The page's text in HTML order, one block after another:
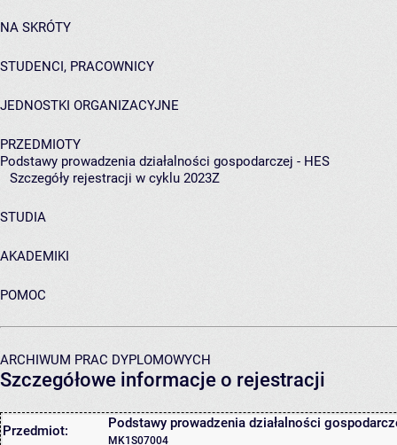
NA SKRÓTY
STUDENCI, PRACOWNICY
JEDNOSTKI ORGANIZACYJNE
PRZEDMIOTY
Podstawy prowadzenia działalności gospodarczej - HES
Szczegóły rejestracji w cyklu 2023Z
STUDIA
AKADEMIKI
POMOC
ARCHIWUM PRAC DYPLOMOWYCH
Szczegółowe informacje o rejestracji
Przedmiot: Podstawy prowadzenia działalności
MK1S07004